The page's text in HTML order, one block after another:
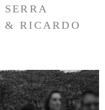
RICARDO